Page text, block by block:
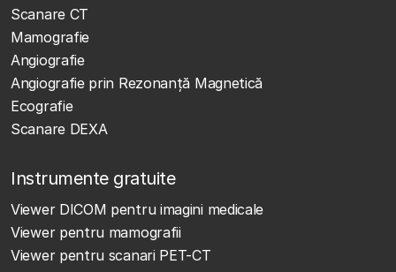
Scanare CT
Mamografie
Angiografie
Angiografie prin Rezonanță Magnetică
Ecografie
Scanare DEXA
Instrumente gratuite
Viewer DICOM pentru imagini medicale
Viewer pentru mamografii
Viewer pentru scanari PET-CT